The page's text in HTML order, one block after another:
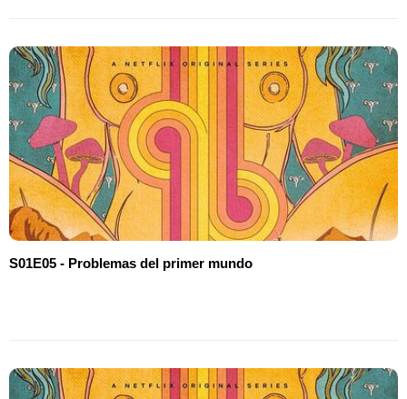
S01E05 - Problemas del primer mundo